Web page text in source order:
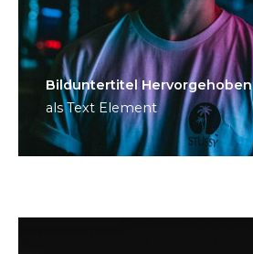
Bild­unter­titel Hervorgehoben
als Text Element